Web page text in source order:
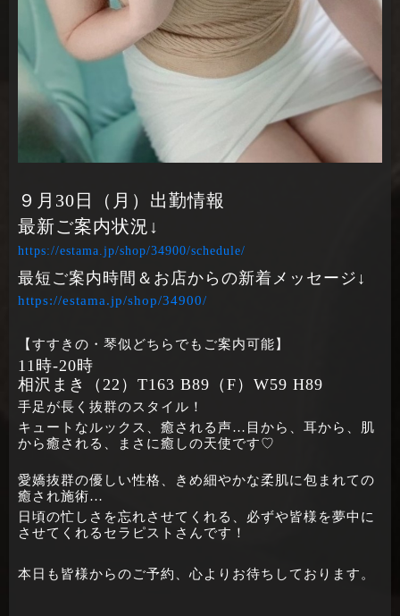
９月30日（月）出勤情報
最新ご案内状況↓
https://estama.jp/shop/34900/schedule/
最短ご案内時間＆お店からの新着メッセージ↓
https://estama.jp/shop/34900/
【すすきの・琴似どちらでもご案内可能】
11時‐20時
相沢まき（22）T163 B89（F）W59 H89
手足が長く抜群のスタイル！
キュートなルックス、癒される声…目から、耳から、肌
から癒される、まさに癒しの天使です♡
愛嬌抜群の優しい性格、きめ細やかな柔肌に包まれての
癒され施術…
日頃の忙しさを忘れさせてくれる、必ずや皆様を夢中に
させてくれるセラピストさんです！
本日も皆様からのご予約、心よりお待ちしております。